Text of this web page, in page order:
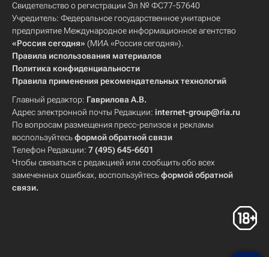
Свидетельство о регистрации Эл № ФС77-57640
Учредитель: Федеральное государственное унитарное
предприятие Международное информационное агентство
«Россия сегодня» (МИА «Россия сегодня»).
Правила использования материалов
Политика конфиденциальности
Правила применения рекомендательных технологий
Главный редактор: Гаврилова А.В.
Адрес электронной почты Редакции: internet-group@ria.ru
По вопросам размещения пресс-релизов и рекламы
воспользуйтесьформой обратной связи
Телефон Редакции: 7 (495) 645-6601
Чтобы связаться с редакцией или сообщить обо всех
замеченных ошибках, воспользуйтесьформой обратной
связи.